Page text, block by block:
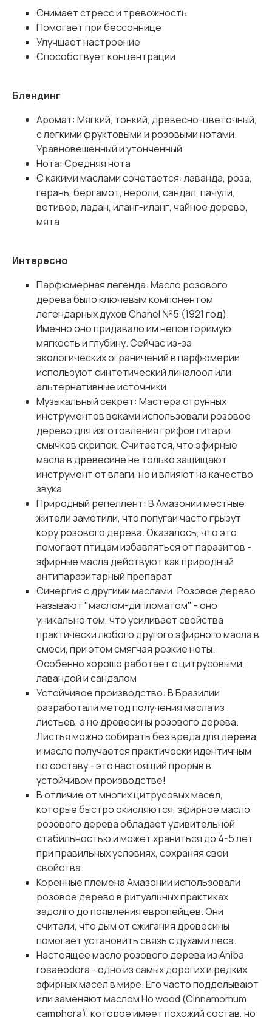
Снимает стресс и тревожность
Помогает при бессоннице
Улучшает настроение
Способствует концентрации
Блендинг
Аромат: Мягкий, тонкий, древесно-цветочный,
с легкими фруктовыми и розовыми нотами.
Уравновешенный и утонченный
Нота: Средняя нота
С какими маслами сочетается: лаванда, роза,
герань, бергамот, нероли, сандал, пачули,
ветивер, ладан, иланг-иланг, чайное дерево,
мята
Интересно
Парфюмерная легенда: Масло розового
дерева было ключевым компонентом
легендарных духов Chanel №5 (1921 год).
Именно оно придавало им неповторимую
мягкость и глубину. Сейчас из-за
экологических ограничений в парфюмерии
используют синтетический линалоол или
альтернативные источники
Музыкальный секрет: Мастера струнных
инструментов веками использовали розовое
дерево для изготовления грифов гитар и
смычков скрипок. Считается, что эфирные
масла в древесине не только защищают
инструмент от влаги, но и влияют на качество
звука
Природный репеллент: В Амазонии местные
жители заметили, что попугаи часто грызут
кору розового дерева. Оказалось, что это
помогает птицам избавляться от паразитов -
эфирные масла действуют как природный
антипаразитарный препарат
Синергия с другими маслами: Розовое дерево
называют "маслом-дипломатом" - оно
уникально тем, что усиливает свойства
практически любого другого эфирного масла в
смеси, при этом смягчая резкие ноты.
Особенно хорошо работает с цитрусовыми,
лавандой и сандалом
Устойчивое производство: В Бразилии
разработали метод получения масла из
листьев, а не древесины розового дерева.
Листья можно собирать без вреда для дерева,
и масло получается практически идентичным
по составу - это настоящий прорыв в
устойчивом производстве!
В отличие от многих цитрусовых масел,
которые быстро окисляются, эфирное масло
розового дерева обладает удивительной
стабильностью и может храниться до 4-5 лет
при правильных условиях, сохраняя свои
свойства.
Коренные племена Амазонии использовали
розовое дерево в ритуальных практиках
задолго до появления европейцев. Они
считали, что дым от сжигания древесины
помогает установить связь с духами леса.
Настоящее масло розового дерева из Aniba
rosaeodora - одно из самых дорогих и редких
эфирных масел в мире. Его часто подделывают
или заменяют маслом Ho wood (Cinnamomum
camphora), которое имеет похожий состав, но